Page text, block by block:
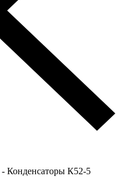
- Конденсаторы К52-5